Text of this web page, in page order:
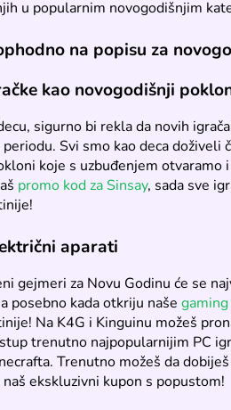
u popularnim novogodišnjim
na popisu za
kao novogodišnji
sigurno bi rekla da novih
periodu. Svi smo kao deca doživeli
koje s uzbuđenjem otvaramo
promo kod za Sinsay, sada sve
aparati
gejmeri za Novu Godinu će se
posebno kada otkriju naše
Na K4G i Kinguinu možeš
trenutno najpopularnijim PC
Trenutno možeš da
ekskluzivni kupon s popustom!